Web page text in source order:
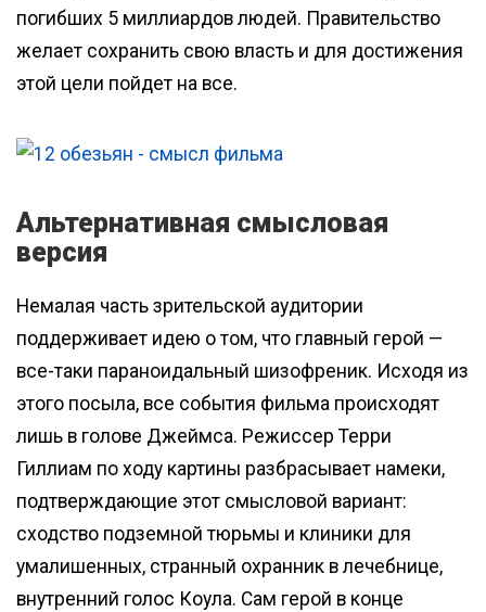
погибших 5 миллиардов людей. Правительство
желает сохранить свою власть и для достижения
этой цели пойдет на все.
Альтернативная смысловая
версия
Немалая часть зрительской аудитории
поддерживает идею о том, что главный герой —
все-таки параноидальный шизофреник. Исходя из
этого посыла, все события фильма происходят
лишь в голове Джеймса. Режиссер Терри
Гиллиам по ходу картины разбрасывает намеки,
подтверждающие этот смысловой вариант:
сходство подземной тюрьмы и клиники для
умалишенных, странный охранник в лечебнице,
внутренний голос Коула. Сам герой в конце